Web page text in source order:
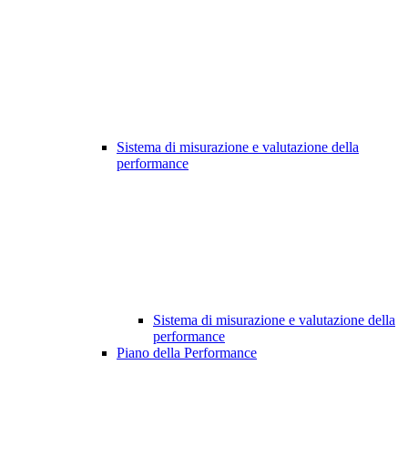
Sistema di misurazione e valutazione della
performance
Sistema di misurazione e valutazione della
performance
Piano della Performance